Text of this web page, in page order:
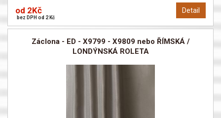
Detail
od 2Kč
bez DPH od 2 Kč
Záclona - ED - X9799 - X9809 nebo ŘÍMSKÁ /
LONDÝNSKÁ ROLETA